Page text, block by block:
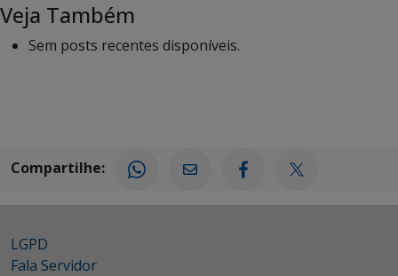
Veja Também
Sem posts recentes disponíveis.
Compartilhe:
LGPD
Fala Servidor